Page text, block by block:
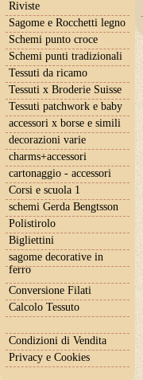
Riviste
Sagome e Rocchetti legno
Schemi punto croce
Schemi punti tradizionali
Tessuti da ricamo
Tessuti x Broderie Suisse
Tessuti patchwork e baby
accessori x borse e simili
decorazioni varie
charms+accessori
cartonaggio - accessori
Corsi e scuola 1
schemi Gerda Bengtsson
Polistirolo
Bigliettini
sagome decorative in
ferro
Conversione Filati
Calcolo Tessuto
Condizioni di Vendita
Privacy e Cookies